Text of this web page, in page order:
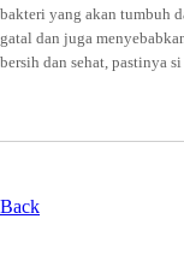
bakteri yang akan tumbuh
gatal dan juga
bersih dan sehat, pastinya
Back